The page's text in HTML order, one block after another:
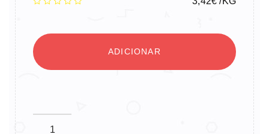
ADICIONAR